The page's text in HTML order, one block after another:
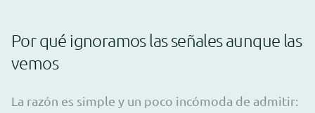
Por qué ignoramos las señales aunque las
vemos
La razón es simple y un poco incómoda de admitir: